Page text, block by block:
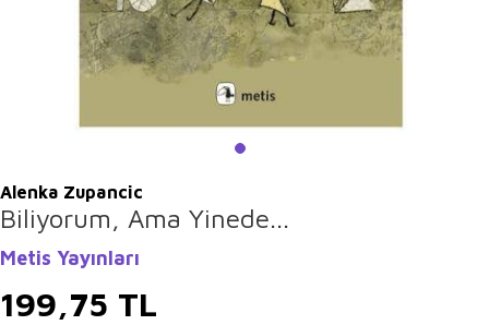
Alenka Zupancic
Biliyorum, Ama Yinede...
Metis Yayınları
199,75 TL